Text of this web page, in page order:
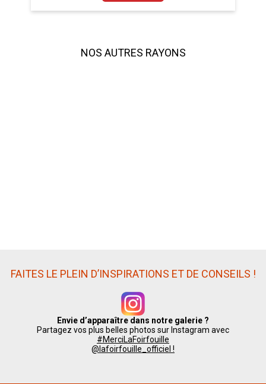
NOS AUTRES RAYONS
FAITES LE PLEIN D’INSPIRATIONS ET DE CONSEILS !
Envie d’apparaître dans notre galerie ?
Partagez vos plus belles photos sur Instagram avec
#MerciLaFoirfouille
@lafoirfouille_officiel !